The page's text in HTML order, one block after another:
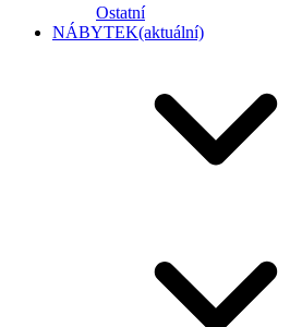
Ostatní
NÁBYTEK(aktuální)